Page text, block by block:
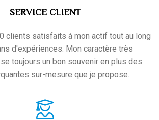
SERVICE CLIENT
clients satisfaits à mon actif tout au long
d'expériences. Mon caractère très
toujours un bon souvenir en plus des
sur-mesure que je propose.